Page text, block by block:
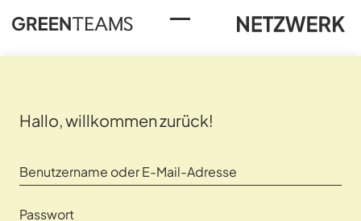
Toggle Menu
Hallo, willkommen zurück!